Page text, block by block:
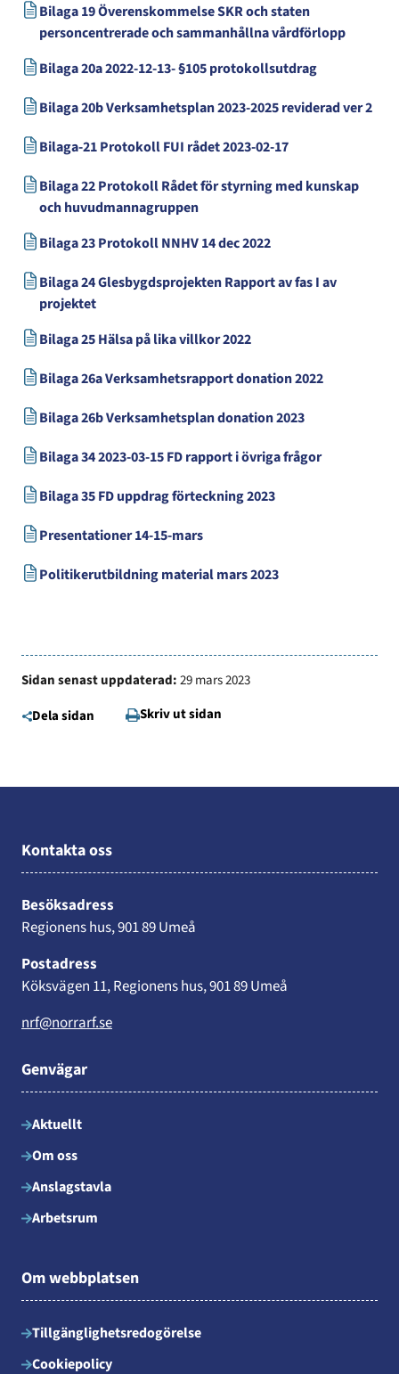
Bilaga 19 Överenskommelse SKR och staten
personcentrerade och sammanhållna vårdförlopp
Bilaga 20a 2022-12-13- §105 protokollsutdrag
Bilaga 20b Verksamhetsplan 2023-2025 reviderad ver 2
Bilaga-21 Protokoll FUI rådet 2023-02-17
Bilaga 22 Protokoll Rådet för styrning med kunskap
och huvudmannagruppen
Bilaga 23 Protokoll NNHV 14 dec 2022
Bilaga 24 Glesbygdsprojekten Rapport av fas I av
projektet
Bilaga 25 Hälsa på lika villkor 2022
Bilaga 26a Verksamhetsrapport donation 2022
Bilaga 26b Verksamhetsplan donation 2023
Bilaga 34 2023-03-15 FD rapport i övriga frågor
Bilaga 35 FD uppdrag förteckning 2023
Presentationer 14-15-mars
Politikerutbildning material mars 2023
Sidan senast uppdaterad:29 mars 2023
Dela sidan
Skriv ut sidan
Kontakta oss
Besöksadress
Regionens hus, 901 89 Umeå
Postadress
Köksvägen 11, Regionens hus, 901 89 Umeå
nrf@norrarf.se
Genvägar
Aktuellt
Om oss
Anslagstavla
Arbetsrum
Om webbplatsen
Tillgänglighetsredogörelse
Cookiepolicy